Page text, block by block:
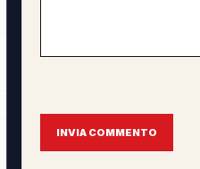
INVIA COMMENTO